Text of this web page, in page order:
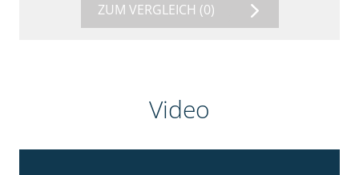
ZUM VERGLEICH (0)
Video